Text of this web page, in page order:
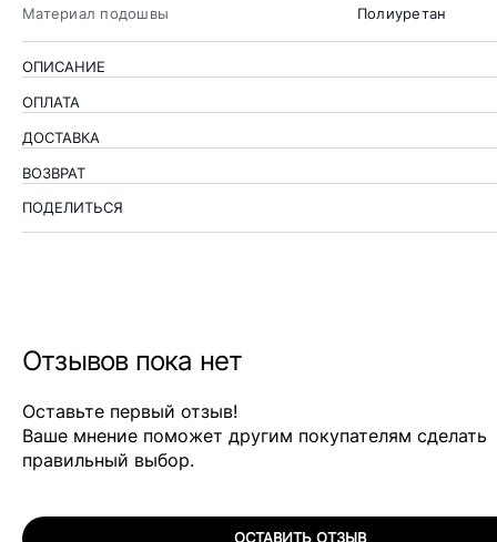
Материал подошвы
Полиуретан
ОПИСАНИЕ
ОПЛАТА
ДОСТАВКА
ВОЗВРАТ
ПОДЕЛИТЬСЯ
Отзывов пока нет
Оставьте первый отзыв!
Ваше мнение поможет другим покупателям сделать
правильный выбор.
ОСТАВИТЬ ОТЗЫВ